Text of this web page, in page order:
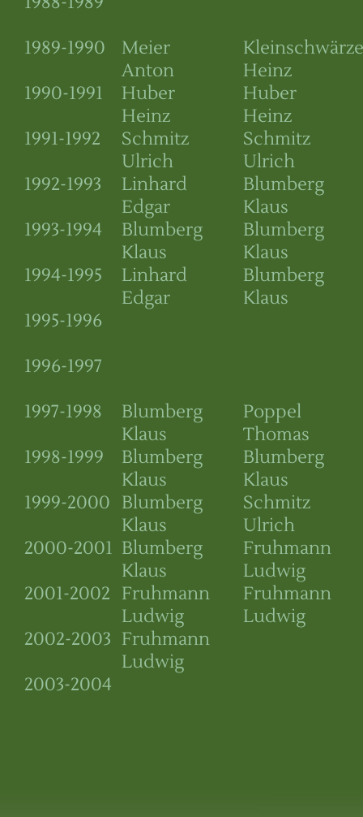
1989-1990
1990-1991
1991-1992
1992-1993
1993-1994
1994-1995
1995-1996
1996-1997
1997-1998
1998-1999
1999-2000
2000-2001
2001-2002
2002-2003
2003-2004
Meier
Anton
Huber
Heinz
Schmitz
Ulrich
Linhard
Edgar
Blumberg
Klaus
Linhard
Edgar
Blumberg
Klaus
Blumberg
Klaus
Blumberg
Klaus
Blumberg
Klaus
Fruhmann
Ludwig
Fruhmann
Ludwig
Heinz
Huber
Heinz
Schmitz
Ulrich
Blumberg
Klaus
Blumberg
Klaus
Blumberg
Klaus
Poppel
Thomas
Blumberg
Klaus
Schmitz
Ulrich
Fruhmann
Ludwig
Fruhmann
Ludwig